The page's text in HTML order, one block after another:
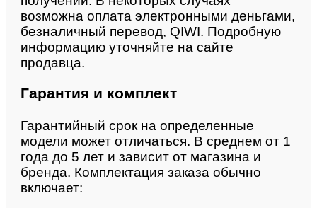
возможна оплата электронными деньгами,
безналичный перевод, QIWI. Подробную
информацию уточняйте на сайте
продавца.
Гарантия и комплект
Гарантийный срок на определенные
модели может отличаться. В среднем от 1
года до 5 лет и зависит от магазина и
бренда. Комплектация заказа обычно
включает: